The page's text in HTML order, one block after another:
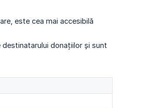
este cea mai accesibilă
donațiilor și sunt